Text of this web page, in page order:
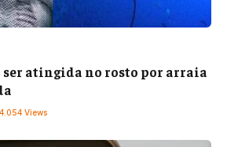
atingida no rosto por arraia
4.054 Views